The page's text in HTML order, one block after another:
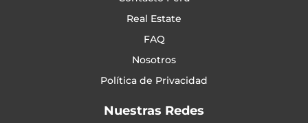
Real Estate
FAQ
Nosotros
Política de Privacidad
Nuestras Redes